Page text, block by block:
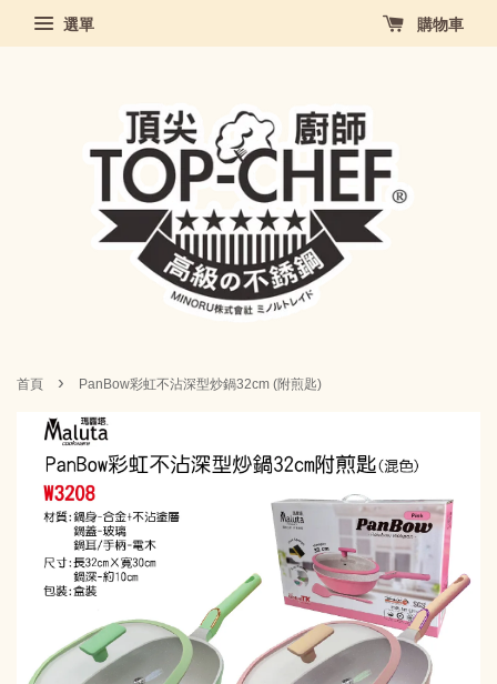
選單 購物車
首頁 › PanBow彩虹不沾深型炒鍋32cm (附煎匙)